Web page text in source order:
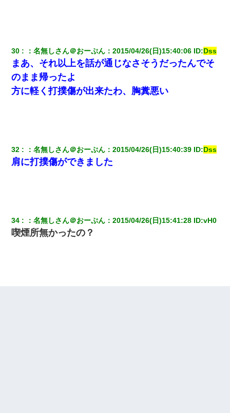
30 ：名無しさん＠おーぷん ：2015/04/26(日)15:40:06 ID:Dss
まあ、それ以上を話が通じなさそうだったんでそ
のまま帰ったよ
方に軽く打撲傷が出来たわ、胸糞悪い
32 ：名無しさん＠おーぷん ：2015/04/26(日)15:40:39 ID:Dss
肩に打撲傷ができました
34 ：名無しさん＠おーぷん ：2015/04/26(日)15:41:28 ID:vH0
喫煙所無かったの？